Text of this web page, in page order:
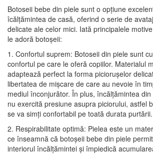
Botoseii bebe din piele sunt o opțiune
îcălțămintea de casă, oferind o serie de
delicate ale celor mici. Iată principalele
le adoră botoșeii:
1. Confortul suprem: Botoseii din piele sunt
confortul pe care le oferă copiilor. Materialul
adaptează perfect la forma piciorușelor
libertatea de mișcare de care au nevoie în
mediul înconjurător. În plus, încălțămintea
nu exercită presiune asupra piciorului, astfel
se va simți confortabil pe toată durata purtării.
2. Respirabilitate optimă: Pielea este un
ce înseamnă că botoșeii bebe din piele
interiorul încălțămintei și împiedică